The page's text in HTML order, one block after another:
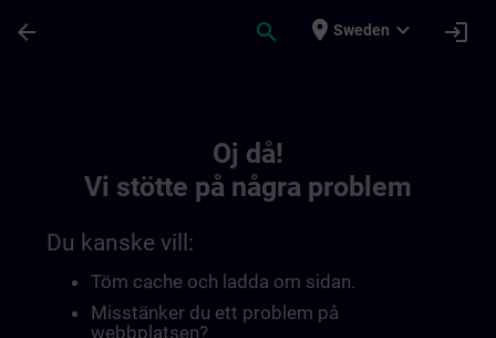
arrow_back search place Sweden expand_more login
Oj då!
Vi stötte på några problem
Du kanske vill:
Töm cache och ladda om sidan.
Misstänker du ett problem på
webbplatsen?